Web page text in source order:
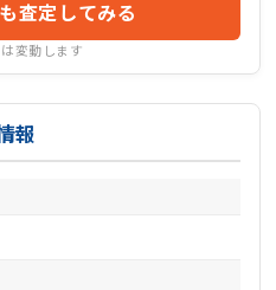
査定してみる
変動します
報